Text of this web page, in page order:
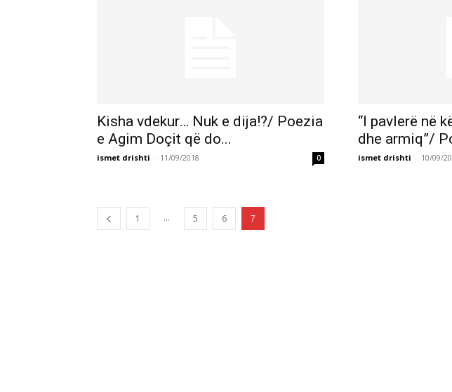
Kisha vdekur… Nuk e dija!?/ Poezia
e Agim Doçit që do...
ismet drishti - 11/09/2018 0
“I pavlerë në
dhe armiq”/
ismet drishti - 10/09/
1 ... 5 6 7